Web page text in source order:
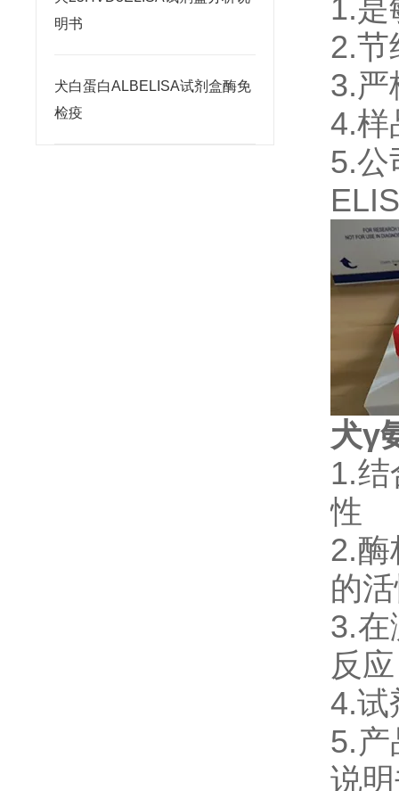
明书
犬白蛋白ALBELISA试剂盒酶免
检疫
1.是
2.节
3.严
4.样
5.公
犬γ
1.
性
2.酶
的
3.在
反应
4.
5.产
说